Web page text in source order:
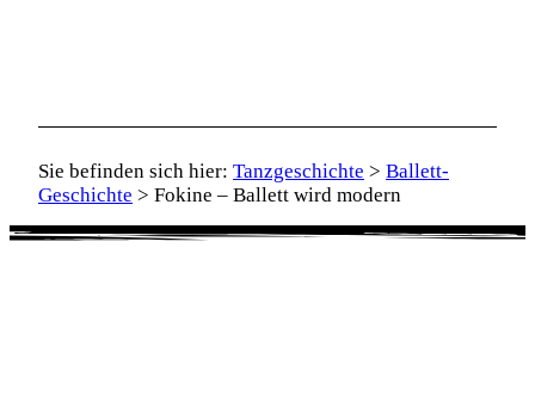
Sie befinden sich hier: Tanzgeschichte > Ballett-
Geschichte > Fokine – Ballett wird modern